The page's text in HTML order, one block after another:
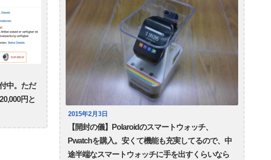
中。ただ
円と
2015年2月3日
【開封の儀】Polaroidのスマートウォッチ、
Pwatchを購入。安くて機能も充実してるので、中
途半端なスマートウォッチに手を出すくらいなら